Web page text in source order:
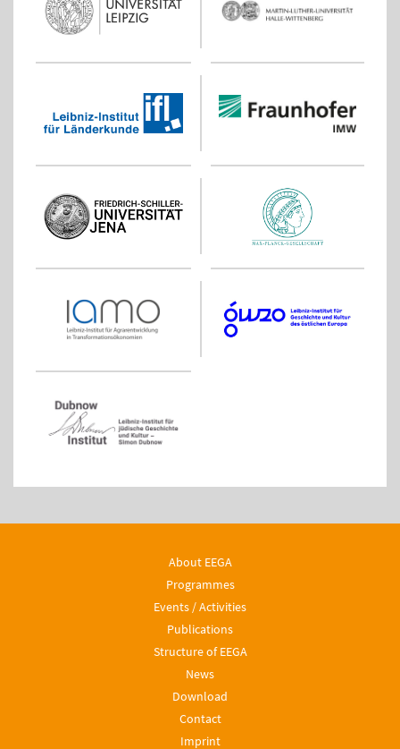
About EEGA
Programmes
Events / Activities
Publications
Structure of EEGA
News
Download
Contact
Imprint